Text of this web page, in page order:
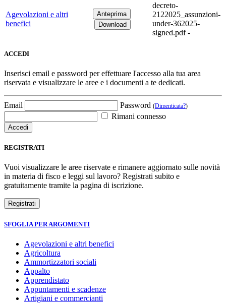
Agevolazioni e altri
benefici
decreto-
2122025_assunzioni-
under-362025-
signed.pdf -
ACCEDI
Inserisci email e password per effettuare l'accesso alla tua area
riservata e visualizzare le aree e i documenti a te dedicati.
Email Password (Dimenticata?)
Rimani connesso
REGISTRATI
Vuoi visualizzare le aree riservate e rimanere aggiornato sulle novità
in materia di fisco e leggi sul lavoro? Registrati subito e
gratuitamente tramite la pagina di iscrizione.
SFOGLIA PER ARGOMENTI
Agevolazioni e altri benefici
Agricoltura
Ammortizzatori sociali
Appalto
Apprendistato
Appuntamenti e scadenze
Artigiani e commercianti